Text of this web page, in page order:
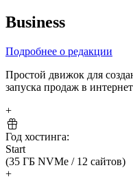
Business
Подробнее о редакции
Простой движок для
запуска продаж в
+
Год хостинга:
Start
(35 ГБ NVMe /12 сайтов)
+